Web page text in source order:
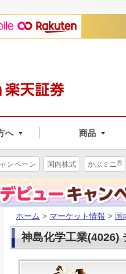
へ 商品
ンペーン 国内株式 かぶミニ®
ホーム > マーケット情報 > 国
神島化学工業(4026)